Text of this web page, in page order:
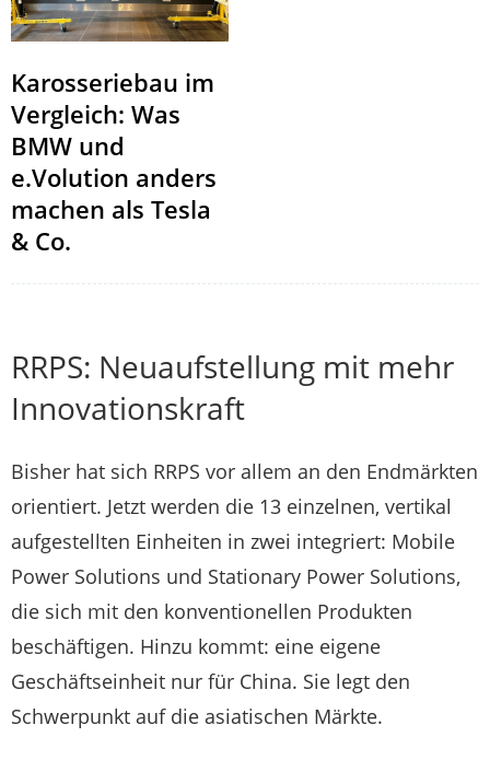
Karosseriebau im
Vergleich: Was
BMW und
e.Volution anders
machen als Tesla
& Co.
RRPS: Neuaufstellung mit mehr
Innovationskraft
Bisher hat sich RRPS vor allem an den Endmärkten
orientiert. Jetzt werden die 13 einzelnen, vertikal
aufgestellten Einheiten in zwei integriert: Mobile
Power Solutions und Stationary Power Solutions,
die sich mit den konventionellen Produkten
beschäftigen. Hinzu kommt: eine eigene
Geschäftseinheit nur für China. Sie legt den
Schwerpunkt auf die asiatischen Märkte.